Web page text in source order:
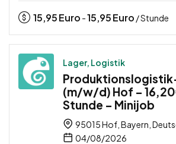
15,95Euro -15,95Euro / Stunde
Lager, Logistik
(m/w/d) Hof –
Stunde – Minijob
95015 Hof, Bayern,
04/08/2026